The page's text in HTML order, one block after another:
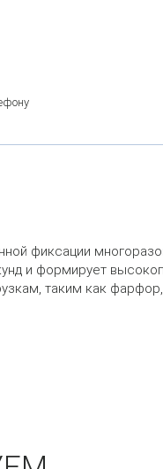
фиксации
и формирует
таким как